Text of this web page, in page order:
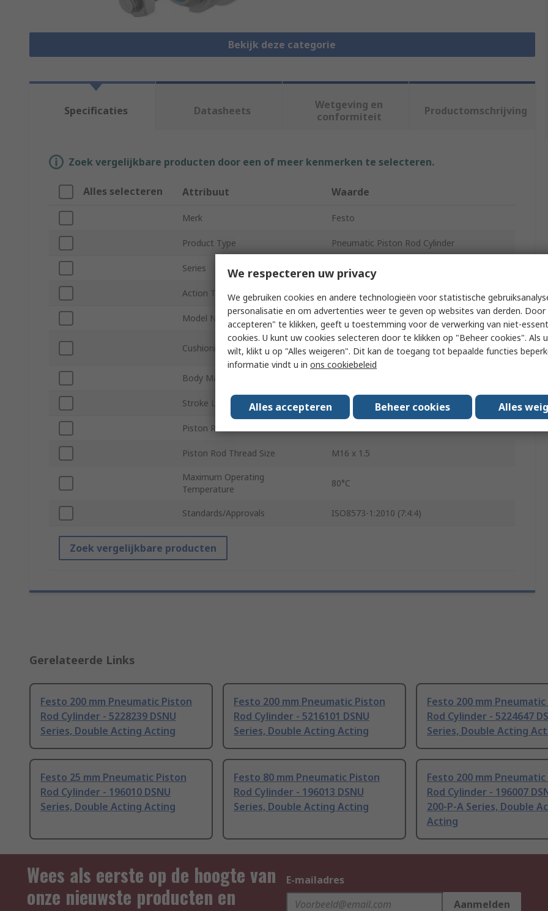
Bekijk deze categorie
Specificaties Datasheets
Wetgeving en
conformiteit
Productomschrijving
Zoek vergelijkbare producten door een of meer kenmerken te selecteren.
Alles selecteren Attribuut Waarde
Merk Festo
Product Type Pneumatic Piston Rod Cylinder
Series DSNU
Action Type Double Acting
Model Number 196017
Cushioning Type
Flexible Cushioning Rings/Plates at Both
Ends
Body Material
Stroke Length
Piston Rod Gender
Piston Rod Thread Size M16 x 1.5
Maximum Operating
Temperature
80°C
Standards/Approvals ISO8573-1:2010 (7:4:4)
Zoek vergelijkbare producten
Gerelateerde Links
Festo 200 mm Pneumatic Piston
Rod Cylinder - 5228239 DSNU
Series, Double Acting Acting
Festo 200 mm Pneumatic Piston
Rod Cylinder - 5216101 DSNU
Series, Double Acting Acting
Festo 200 mm
Rod Cylinder - 5224647
Series, Double Acting
Festo 25 mm Pneumatic Piston
Rod Cylinder - 196010 DSNU
Series, Double Acting Acting
Festo 80 mm Pneumatic Piston
Rod Cylinder - 196013 DSNU
Series, Double Acting Acting
Festo 200 mm
Rod Cylinder - 196007
200-P-A Series, Double
Acting
Wees als eerste op de hoogte van
onze nieuwste producten en
E-mailadres
Aanmelden
We respecteren uw privacy
We gebruiken cookies en andere technologieën voor statistische
personalisatie en om advertenties weer te geven op websites van derden. Door
accepteren" te klikken, geeft u toestemming voor de verwerking van niet-
cookies. U kunt uw cookies selecteren door te klikken op "Beheer cookies". Als
wilt, klikt u op "Alles weigeren". Dit kan de toegang tot bepaalde functies
informatie vindt u in ons cookiebeleid
Alles accepteren Beheer cookies Alles